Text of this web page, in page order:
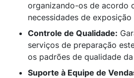
organizando-os de acordo
necessidades de
Controle de Qualidade:
serviços de preparação
os padrões de qualidade da
Suporte à Equipe de